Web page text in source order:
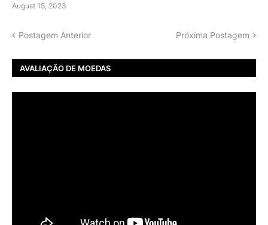
August 15, 2023
Postagem Anterior Próxima Postagem
AVALIAÇÃO DE MOEDAS